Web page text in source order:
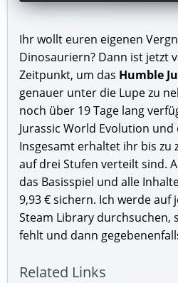
Ihr wollt euren eigenen
Dinosauriern? Dann ist jetzt
Zeitpunkt, um das Humble
genauer unter die Lupe zu
noch über 19 Tage lang
Jurassic World Evolution und
Insgesamt erhaltet ihr bis zu
auf drei Stufen verteilt sind.
das Basisspiel und alle
9,93 € sichern. Ich werde auf
Steam Library durchsuchen,
fehlt und dann
Related Links